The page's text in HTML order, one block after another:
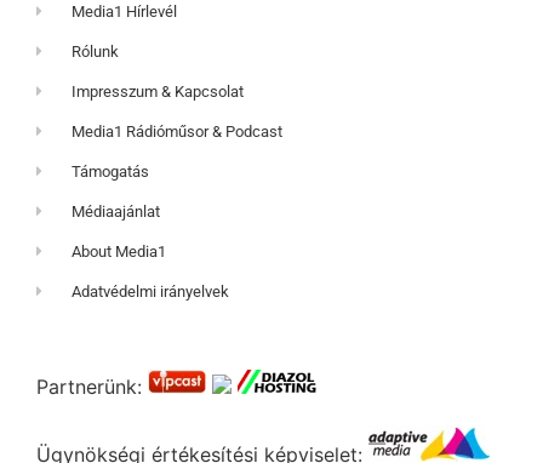
Media1 Hírlevél
Rólunk
Impresszum & Kapcsolat
Media1 Rádióműsor & Podcast
Támogatás
Médiaajánlat
About Media1
Adatvédelmi irányelvek
Partnerünk:
Ügynökségi értékesítési képviselet: